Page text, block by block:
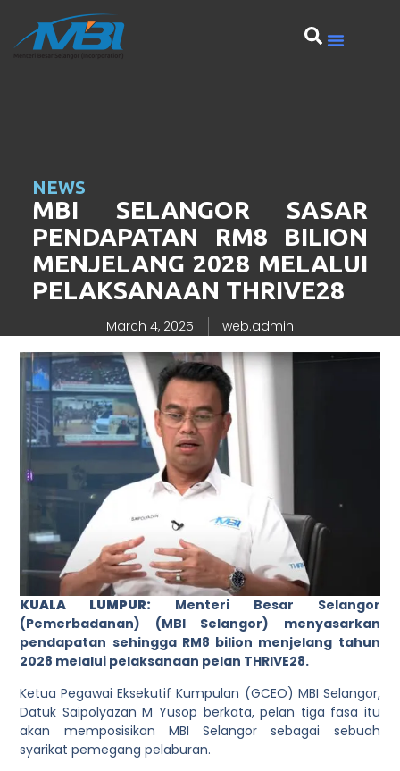
NEWS
MBI SELANGOR SASAR
PENDAPATAN RM8 BILION
MENJELANG 2028 MELALUI
PELAKSANAAN THRIVE28
March 4, 2025 web.admin
KUALA LUMPUR: Menteri Besar Selangor
(Pemerbadanan) (MBI Selangor) menyasarkan
pendapatan sehingga RM8 bilion menjelang tahun
2028 melalui pelaksanaan pelan THRIVE28.
Ketua Pegawai Eksekutif Kumpulan (GCEO) MBI Selangor,
Datuk Saipolyazan M Yusop berkata, pelan tiga fasa itu
akan memposisikan MBI Selangor sebagai sebuah
syarikat pemegang pelaburan.